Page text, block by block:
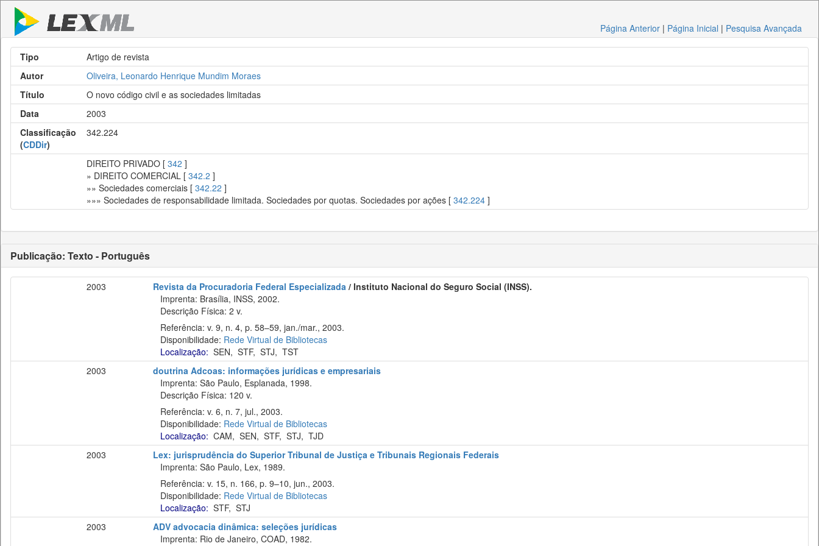
Página Anterior | Página Inicial | Pesquisa Avançada
Tipo
Artigo de revista
Autor
Oliveira, Leonardo Henrique Mundim Moraes
Título
O novo código civil e as sociedades limitadas
Data
2003
Classificação
(CDDir)
342.224
DIREITO PRIVADO [ 342 ]
» DIREITO COMERCIAL [ 342.2 ]
»» Sociedades comerciais [ 342.22 ]
»»» Sociedades de responsabilidade limitada. Sociedades por quotas. Sociedades por ações [ 342.224 ]
Publicação: Texto - Português
2003 Revista da Procuradoria Federal Especializada / Instituto Nacional do Seguro Social (INSS).
Imprenta: Brasília, INSS, 2002.
Descrição Física: 2 v.
Referência: v. 9, n. 4, p. 58–59, jan./mar., 2003.
Disponibilidade: Rede Virtual de Bibliotecas
Localização: SEN, STF, STJ, TST
2003
doutrina Adcoas: informações jurídicas e empresariais
Imprenta: São Paulo, Esplanada, 1998.
Descrição Física: 120 v.
Referência: v. 6, n. 7, jul., 2003.
Disponibilidade: Rede Virtual de Bibliotecas
Localização: CAM, SEN, STF, STJ, TJD
2003
Lex: jurisprudência do Superior Tribunal de Justiça e Tribunais Regionais Federais
Imprenta: São Paulo, Lex, 1989.
Referência: v. 15, n. 166, p. 9–10, jun., 2003.
Disponibilidade: Rede Virtual de Bibliotecas
Localização: STF, STJ
2003
ADV advocacia dinâmica: seleções jurídicas
Imprenta: Rio de Janeiro, COAD, 1982.